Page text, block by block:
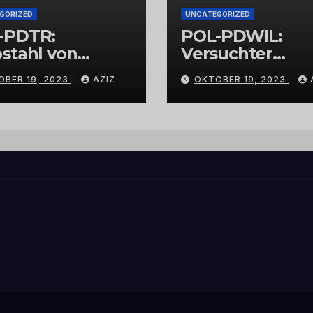
PDTR:
von
19, 2023 AZIZ
UNCATEGORIZED
POL-PDWIL:
Versuchter
Einbruch im
Gewerbegebiet
Wittlich
OKTOBER 19, 2023